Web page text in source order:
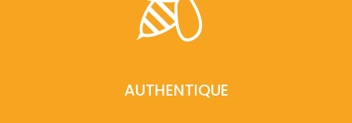
AUTHENTIQUE